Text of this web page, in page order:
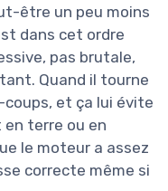
être un peu moins
dans cet ordre
pas brutale,
Quand il tourne
et ça lui évite
en terre ou en
le moteur a assez
correcte même si